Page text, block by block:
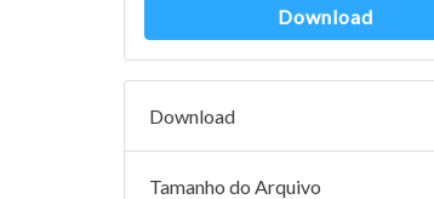
Download
Download
Tamanho do Arquivo